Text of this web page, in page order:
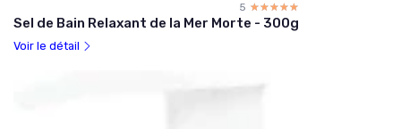
5 ☆☆☆☆☆
★★★★★
Sel de Bain Relaxant de la Mer Morte - 300g
Voir le détail